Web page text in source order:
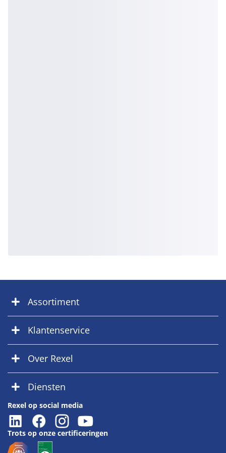
Assortiment
Klantenservice
Over Rexel
Diensten
Rexel op social media
Trots op onze certificeringen